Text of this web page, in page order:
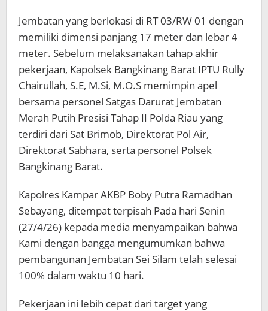
Jembatan yang berlokasi di RT 03/RW 01 dengan
memiliki dimensi panjang 17 meter dan lebar 4
meter. Sebelum melaksanakan tahap akhir
pekerjaan, Kapolsek Bangkinang Barat IPTU Rully
Chairullah, S.E, M.Si, M.O.S memimpin apel
bersama personel Satgas Darurat Jembatan
Merah Putih Presisi Tahap II Polda Riau yang
terdiri dari Sat Brimob, Direktorat Pol Air,
Direktorat Sabhara, serta personel Polsek
Bangkinang Barat.
Kapolres Kampar AKBP Boby Putra Ramadhan
Sebayang, ditempat terpisah Pada hari Senin
(27/4/26) kepada media menyampaikan bahwa
Kami dengan bangga mengumumkan bahwa
pembangunan Jembatan Sei Silam telah selesai
100% dalam waktu 10 hari.
Pekerjaan ini lebih cepat dari target yang